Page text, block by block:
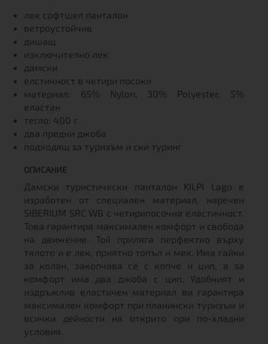
лек софтшел панталон
ветроустойчив
дишащ
изключително лек
дамски
елстичност в четири посоки
материал: 65% Nylon, 30% Polyester, 5%
еластан
тегло: 400 г
два предни джоба
подходящ за туризъм и ски туринг
ОПИСАНИЕ
Дамски туристически панталон KILPI Lago e
изработен от специален материал, наречен
SIBERIUM SRC WB с четирипосочна еластичност.
Това гарантира максимален комфорт и свобода
на движение. Той приляга перфектно върху
тялото и е лек, приятно топъл и мек. Има гайки
за колан, закопчава се с копче и цип, а за
комфорт има два джоба с цип. Удобният и
издръжлив еластичен материал ви гарантира
максимален комфорт при планински туризъм и
всички дейности на открито при по-хладни
условия.